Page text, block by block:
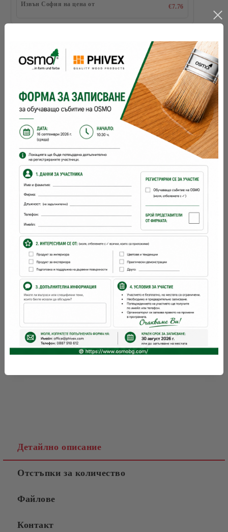
Извън София на цена от €7.76
разфасовка 1:
Съхранение:
5 години и повече при добре затворена
опаковка
разходна норма:
26м2 с 1 л
брой ръце:
с какво се
нанася:
четка, валяк
Марка: OSMO
Детайлно описание
Отстъпки за количество
Файлове
Контакт